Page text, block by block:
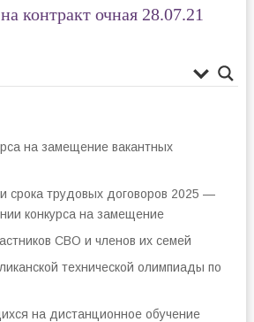
контракт очная 28.07.21
на замещение вакантных
срока трудовых договоров 2025 —
конкурса на замещение
СВО и членов их семей
технической олимпиады по
на дистанционное обучение